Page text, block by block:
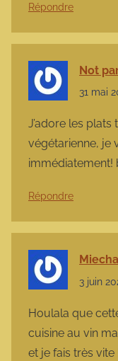
Répondre
Not
31 mai
J’adore les
végétarienne, je
immédiatement!
Répondre
3 juin
Houlala que
cuisine au vin
et je fais très vite